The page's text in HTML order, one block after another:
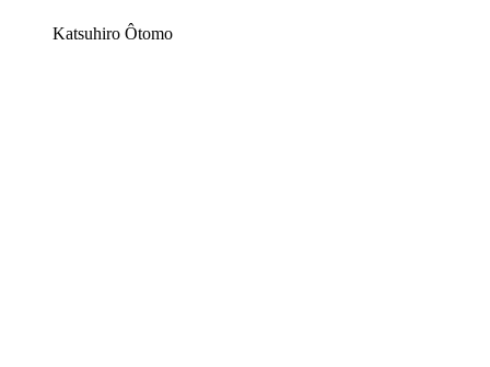
Katsuhiro Ôtomo